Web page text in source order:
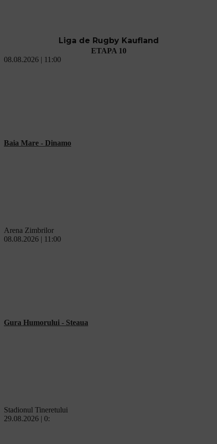
Liga de Rugby Kaufland
ETAPA 10
08.08.2026 | 11:00
Baia Mare - Dinamo
Arena Zimbrilor
08.08.2026 | 11:00
Gura Humorului - Steaua
Stadionul Tineretului
29.08.2026 | 0: